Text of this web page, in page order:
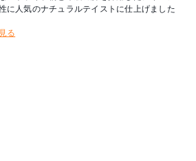
に人気のナチュラルテイストに仕上げました
る